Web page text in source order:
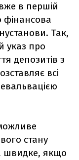
в першій
фінансова
Так,
указ про
депозитів з
всі
стану
швидке, якщо